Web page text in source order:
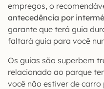
empregos, o
antecedência por
garante que terá guia
faltará guia para você
Os guias são superbem
relacionado ao parque
você não estiver de